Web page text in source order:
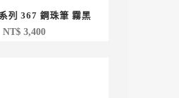
列 367 鋼珠筆 霧黑
NT$ 3,400